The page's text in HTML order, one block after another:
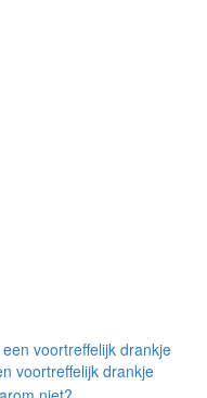
voortreffelijk drankje